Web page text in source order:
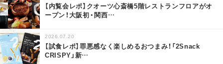
【内覧会レポ】クオーツ心斎橋5階レストランフロアがオ
ープン！大阪初・関西…
2026.07.20
【試食レポ】罪悪感なく楽しめるおつまみ！「2Snack
CRISPY」新…